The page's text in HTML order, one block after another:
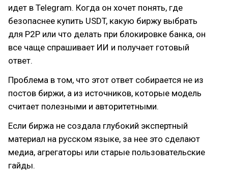
идет в Telegram. Когда он хочет понять, где
безопаснее купить USDT, какую биржу выбрать
для P2P или что делать при блокировке банка, он
все чаще спрашивает ИИ и получает готовый
ответ.
Проблема в том, что этот ответ собирается не из
постов биржи, а из источников, которые модель
считает полезными и авторитетными.
Если биржа не создала глубокий экспертный
материал на русском языке, за нее это сделают
медиа, агрегаторы или старые пользовательские
гайды.